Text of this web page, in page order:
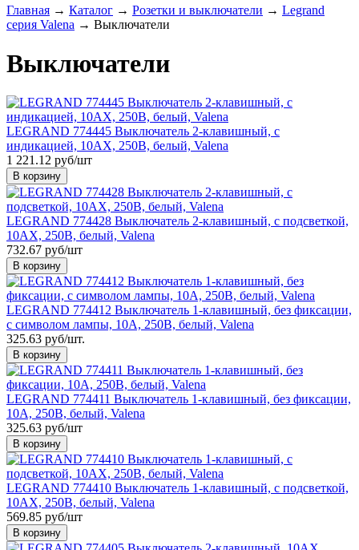
Главная → Каталог → Розетки и выключатели → Legrand
серия Valena → Выключатели
Выключатели
LEGRAND 774445 Выключатель 2-клавишный, с
индикацией, 10АХ, 250В, белый, Valena
1 221.12 руб/шт
В корзину
LEGRAND 774428 Выключатель 2-клавишный, с подсветкой,
10АХ, 250В, белый, Valena
732.67 руб/шт
В корзину
LEGRAND 774412 Выключатель 1-клавишный, без фиксации,
с символом лампы, 10А, 250В, белый, Valena
325.63 руб/шт.
В корзину
LEGRAND 774411 Выключатель 1-клавишный, без фиксации,
10А, 250В, белый, Valena
325.63 руб/шт
В корзину
LEGRAND 774410 Выключатель 1-клавишный, с подсветкой,
10АХ, 250В, белый, Valena
569.85 руб/шт
В корзину